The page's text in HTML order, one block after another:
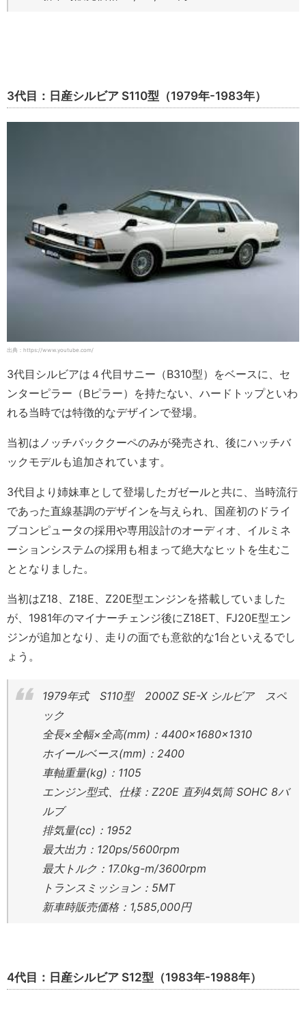
3代目：日産シルビア S110型（1979年-1983年）
出典：https://www.youtube.com/
3代目シルビアは４代目サニー（B310型）をベースに、セ
ンターピラー（Bピラー）を持たない、ハードトップといわ
れる当時では特徴的なデザインで登場。
当初はノッチバッククーペのみが発売され、後にハッチバ
ックモデルも追加されています。
3代目より姉妹車として登場したガゼールと共に、当時流行
であった直線基調のデザインを与えられ、国産初のドライ
ブコンピュータの採用や専用設計のオーディオ、イルミネ
ーションシステムの採用も相まって絶大なヒットを生むこ
ととなりました。
当初はZ18、Z18E、Z20E型エンジンを搭載していました
が、1981年のマイナーチェンジ後にZ18ET、FJ20E型エン
ジンが追加となり、走りの面でも意欲的な1台といえるでし
ょう。
1979年式 S110型 2000Z SE-X シルビア スペ
ック
全長×全幅×全高(mm)：4400×1680×1310
ホイールベース(mm)：2400
車軸重量(kg)：1105
エンジン型式、仕様：Z20E 直列4気筒 SOHC 8バ
ルブ
排気量(cc)：1952
最大出力：120ps/5600rpm
最大トルク：17.0kg-m/3600rpm
トランスミッション：5MT
新車時販売価格：1,585,000円
4代目：日産シルビア S12型（1983年-1988年）